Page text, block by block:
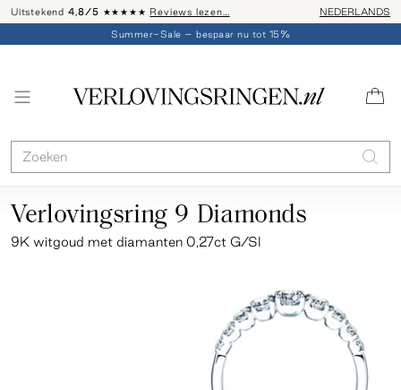
Uitstekend 4,8/5 ★★★★★ Reviews lezen… Advies: 020 -
NEDERLANDS
Summer-Sale – bespaar nu tot 15%
Verlovingsring 9 Diamonds
9K witgoud met diamanten 0,27ct G/SI